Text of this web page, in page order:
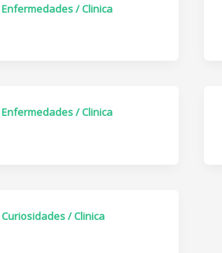
Enfermedades/Clinica
Enfermedades/Clinica
Curiosidades/Clinica